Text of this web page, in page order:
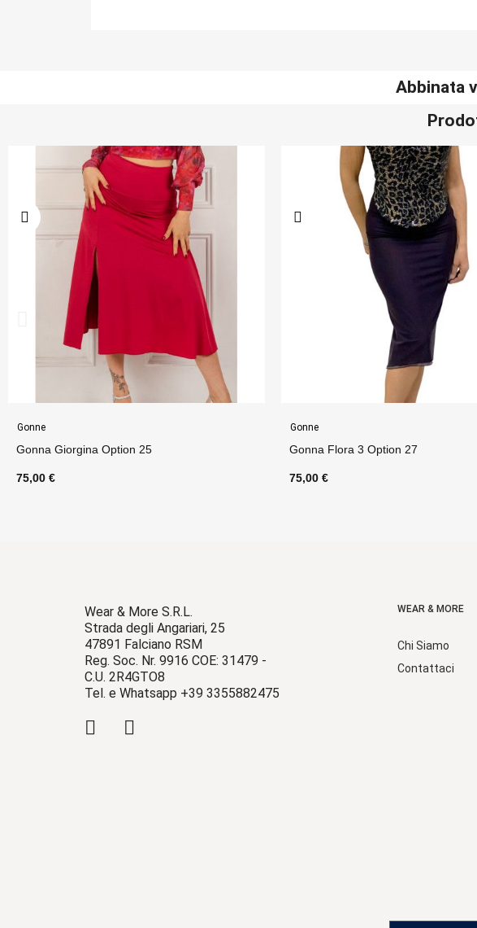
Abbinata
Gonne
Gonna Flora 3 Option 27
75,00 €
Gonne
Gonna Flora 3 Option 29
75,00 €
Wear & More S.R.L.
Strada degli Angariari, 25
47891 Falciano RSM
Reg. Soc. Nr. 9916 COE: 31479 -
C.U. 2R4GTO8
Tel. e Whatsapp +39 3355882475
WEAR & MORE
Chi Siamo
Contattaci